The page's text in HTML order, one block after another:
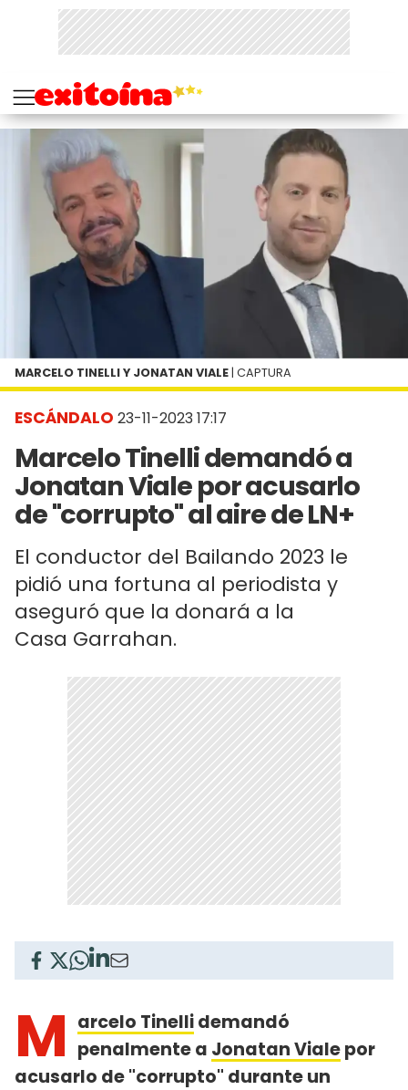
ESCÁNDALO 23-11-2023 17:17
Marcelo Tinelli demandó a
Jonatan Viale por acusarlo
de "corrupto" al aire de LN+
El conductor del Bailando 2023 le
pidió una fortuna al periodista y
aseguró que la donará a la
Casa Garrahan.
MARCELO TINELLI Y JONATAN VIALE | CAPTURA
M arcelo Tinellidemandó
penalmente a Jonatan Vialepor
acusarlo de "corrupto" durante un